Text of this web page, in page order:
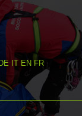
DE IT EN FR